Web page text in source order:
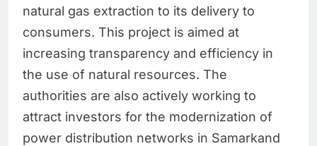
natural gas extraction to its delivery to
consumers. This project is aimed at
increasing transparency and efficiency in
the use of natural resources. The
authorities are also actively working to
attract investors for the modernization of
power distribution networks in Samarkand